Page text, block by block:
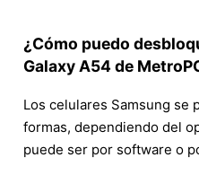
¿Cómo puedo
Galaxy A54 de
Los celulares Samsung se
formas, dependiendo del
puede ser por software o